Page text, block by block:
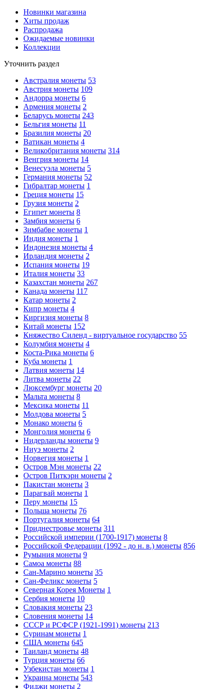
Новинки магазина
Хиты продаж
Распродажа
Ожидаемые новинки
Коллекции
Уточнить раздел
Австралия монеты 53
Австрия монеты 109
Андорра монеты 6
Армения монеты 2
Беларусь монеты 243
Бельгия монеты 11
Бразилия монеты 20
Ватикан монеты 4
Великобритания монеты 314
Венгрия монеты 14
Венесуэла монеты 5
Германия монеты 52
Гибралтар монеты 1
Греция монеты 15
Грузия монеты 2
Египет монеты 8
Замбия монеты 6
Зимбабве монеты 1
Индия монеты 1
Индонезия монеты 4
Ирландия монеты 2
Испания монеты 19
Италия монеты 33
Казахстан монеты 267
Канада монеты 117
Катар монеты 2
Кипр монеты 4
Киргизия монеты 8
Китай монеты 152
Княжество Силенд - виртуальное государство 55
Колумбия монеты 4
Коста-Рика монеты 6
Куба монеты 1
Латвия монеты 14
Литва монеты 22
Люксембург монеты 20
Мальта монеты 8
Мексика монеты 11
Молдова монеты 5
Монако монеты 6
Монголия монеты 6
Нидерланды монеты 9
Ниуэ монеты 2
Норвегия монеты 1
Остров Мэн монеты 22
Остров Питкэрн монеты 2
Пакистан монеты 3
Парагвай монеты 1
Перу монеты 15
Польша монеты 76
Португалия монеты 64
Приднестровье монеты 311
Российской империи (1700-1917) монеты 8
Российской Федерации (1992 - до н. в.) монеты 856
Румыния монеты 9
Самоа монеты 88
Сан-Марино монеты 35
Сан-Феликс монеты 5
Северная Корея Монеты 1
Сербия монеты 10
Словакия монеты 23
Словения монеты 14
СССР и РСФСР (1921-1991) монеты 213
Суринам монеты 1
США монеты 645
Таиланд монеты 48
Турция монеты 66
Узбекистан монеты 1
Украина монеты 543
Фиджи монеты 2